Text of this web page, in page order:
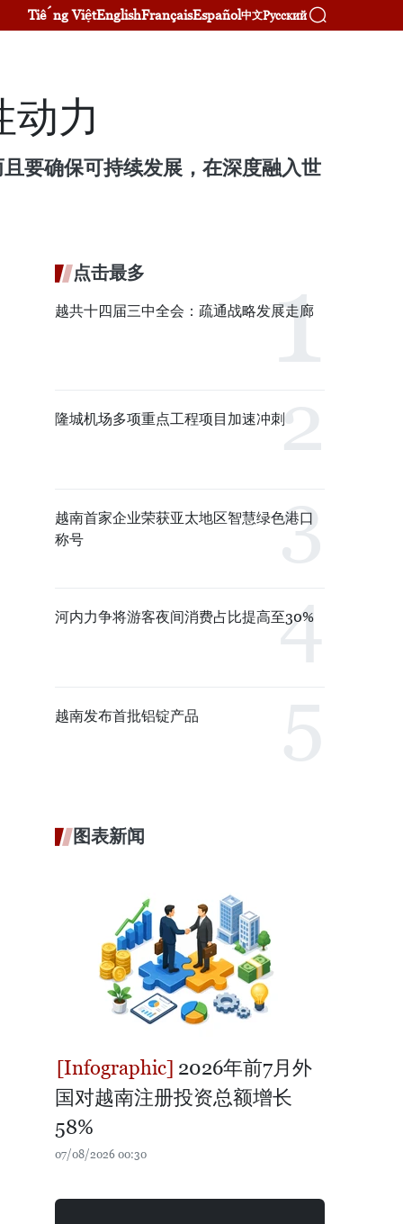
Tiếng ViệtEnglishFrançaisEspañol中文Русский
动力
要确保可持续发展，在深度融入世
点击最多
越共十四届三中全会：疏通战略发展走廊
隆城机场多项重点工程项目加速冲刺
越南首家企业荣获亚太地区智慧绿色港口
称号
河内力争将游客夜间消费占比提高至30%
越南发布首批铝锭产品
图表新闻
2026年前7月外
国对越南注册投资总额增长
58%
07/08/2026 00:30